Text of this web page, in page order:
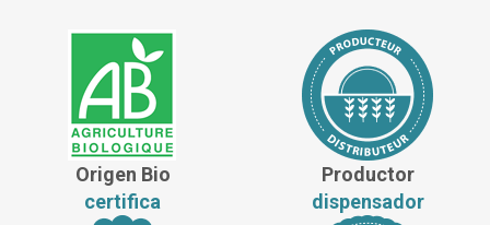
Origen Bio
certifica
Productor
dispensador